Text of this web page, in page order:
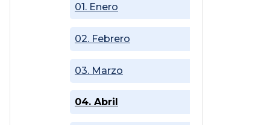
01. Enero
02. Febrero
03. Marzo
04. Abril